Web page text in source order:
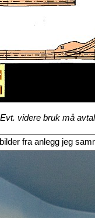
videre bruk må
fra anlegg jeg